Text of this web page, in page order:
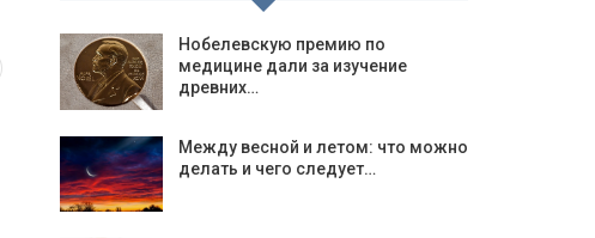
Нобелевскую премию по
медицине дали за изучение
древних…
Между весной и летом: что можно
делать и чего следует…